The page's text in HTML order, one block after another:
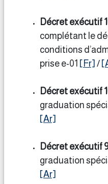
Décret exécutif
complétant le
conditions
prise e-01 [Fr] /
Décret exécutif
graduation
[Ar]
Décret exécutif
graduation
[Ar]